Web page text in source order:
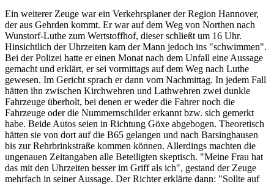
Ein weiterer Zeuge war ein Verkehrsplaner der Region Hannover,
der aus Gehrden kommt. Er war auf dem Weg von Northen nach
Wunstorf-Luthe zum Wertstoffhof, dieser schließt um 16 Uhr.
Hinsichtlich der Uhrzeiten kam der Mann jedoch ins "schwimmen".
Bei der Polizei hatte er einen Monat nach dem Unfall eine Aussage
gemacht und erklärt, er sei vormittags auf dem Weg nach Luthe
gewesen. Im Gericht sprach er dann vom Nachmittag. In jedem Fall
hätten ihn zwischen Kirchwehren und Lathwehren zwei dunkle
Fahrzeuge überholt, bei denen er weder die Fahrer noch die
Fahrzeuge oder die Nummernschilder erkannt bzw. sich gemerkt
habe. Beide Autos seien in Richtung Göxe abgebogen. Theoretisch
hätten sie von dort auf die B65 gelangen und nach Barsinghausen
bis zur Rehrbrinkstraße kommen können. Allerdings machten die
ungenauen Zeitangaben alle Beteiligten skeptisch. "Meine Frau hat
das mit den Uhrzeiten besser im Griff als ich", gestand der Zeuge
mehrfach in seiner Aussage. Der Richter erklärte dann: "Sollte auf